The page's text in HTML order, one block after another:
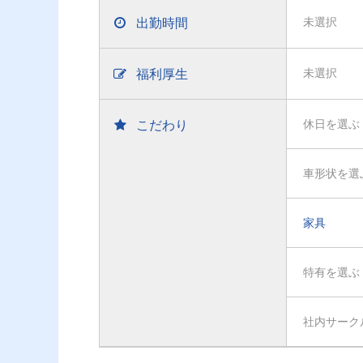
出勤時間 未選択
福利厚生 未選択
こだわり 休日を選ぶ
車形状を選
家具
特有を選ぶ
社内サーク